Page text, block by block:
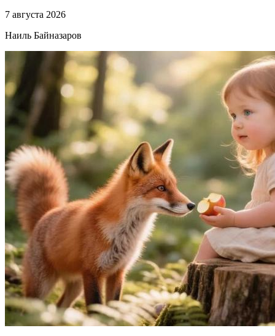
7 августа 2026
Наиль Байназаров